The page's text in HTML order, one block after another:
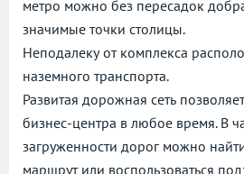
метро можно без пересадок
значимые точки столицы.
Неподалеку от комплекса
наземного транспорта.
Развитая дорожная сеть
бизнес-центра в любое время. В
загруженности дорог можно
маршрут или воспользоваться